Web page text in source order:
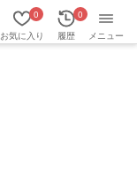
お気に入り
0
履歴
0
メニュー